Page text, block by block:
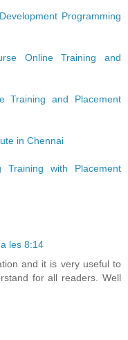
Programming
Online Training and
Training and Placement
in Chennai
Training with Placement
les 8:14
and it is very useful to
for all readers. Well